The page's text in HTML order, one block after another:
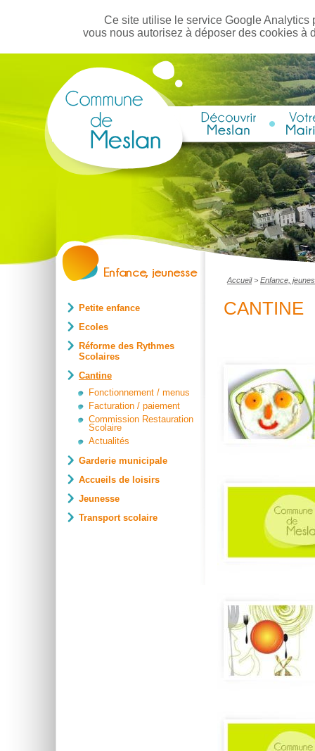
Ce site utilise le service Google
vous nous autorisez à déposer des cookies
Petite enfance
Ecoles
Réforme des Rythmes
Scolaires
Cantine
Fonctionnement / menus
Facturation / paiement
Commission Restauration
Scolaire
Actualités
Garderie municipale
Accueils de loisirs
Jeunesse
Transport scolaire
Accueil> Enfance,
CANTINE